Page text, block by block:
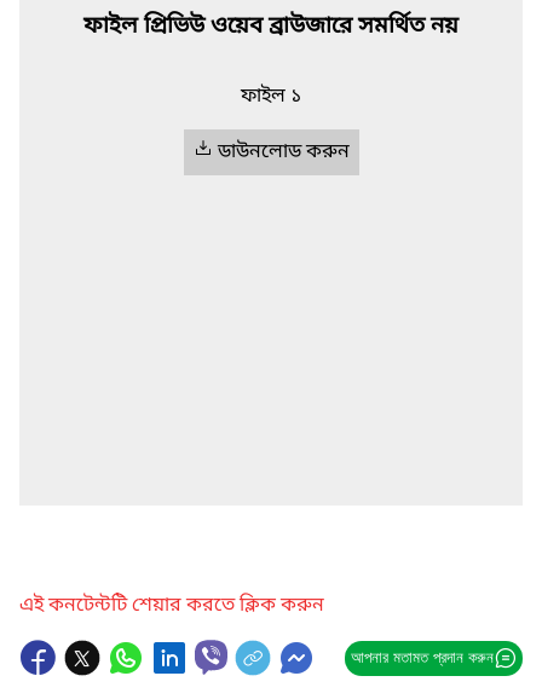
ফাইল প্রিভিউ ওয়েব ব্রাউজারে সমর্থিত নয়
ফাইল ১
ডাউনলোড করুন
এই কনটেন্টটি শেয়ার করতে ক্লিক করুন
আপনার মতামত প্রদান করুন